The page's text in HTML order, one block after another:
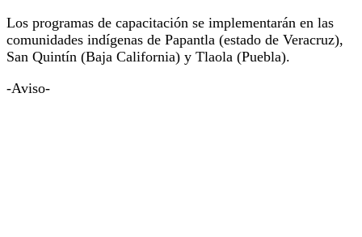
Los programas de capacitación se implementarán en las
comunidades indígenas de Papantla (estado de Veracruz),
San Quintín (Baja California) y Tlaola (Puebla).
-Aviso-